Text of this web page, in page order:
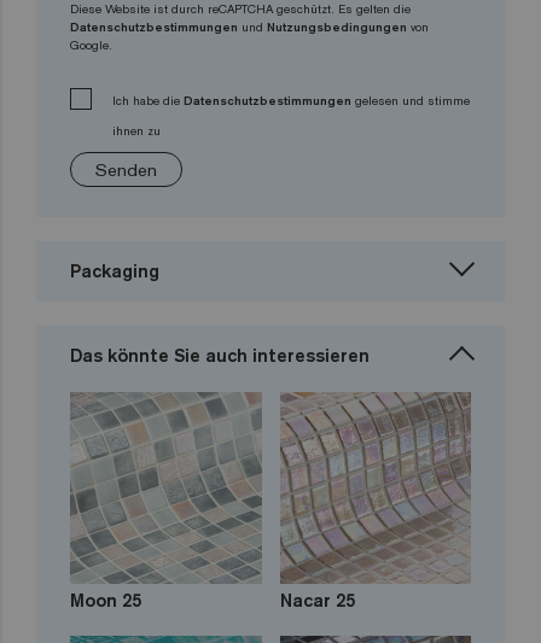
Diese Website ist durch reCAPTCHA geschützt. Es gelten die
Datenschutzbestimmungen und Nutzungsbedingungen von
Google.
Ich habe die Datenschutzbestimmungen gelesen und stimme
ihnen zu
Senden
Packaging
Das könnte Sie auch interessieren
Moon 25 Nacar 25